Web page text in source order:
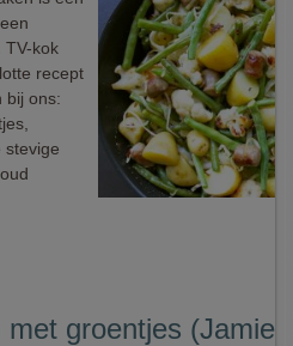
TV-kok
recept
bij ons:
stevige
groentjes (Jamie